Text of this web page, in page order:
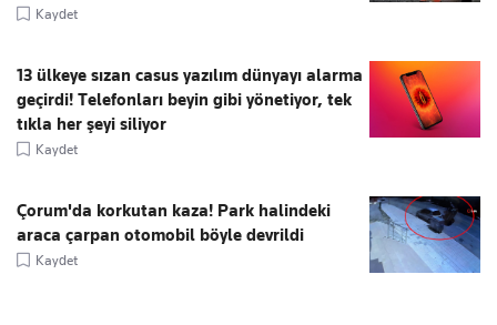
Kaydet
13 ülkeye sızan casus yazılım dünyayı alarma
geçirdi! Telefonları beyin gibi yönetiyor, tek
tıkla her şeyi siliyor
Kaydet
Çorum'da korkutan kaza! Park halindeki
araca çarpan otomobil böyle devrildi
Kaydet